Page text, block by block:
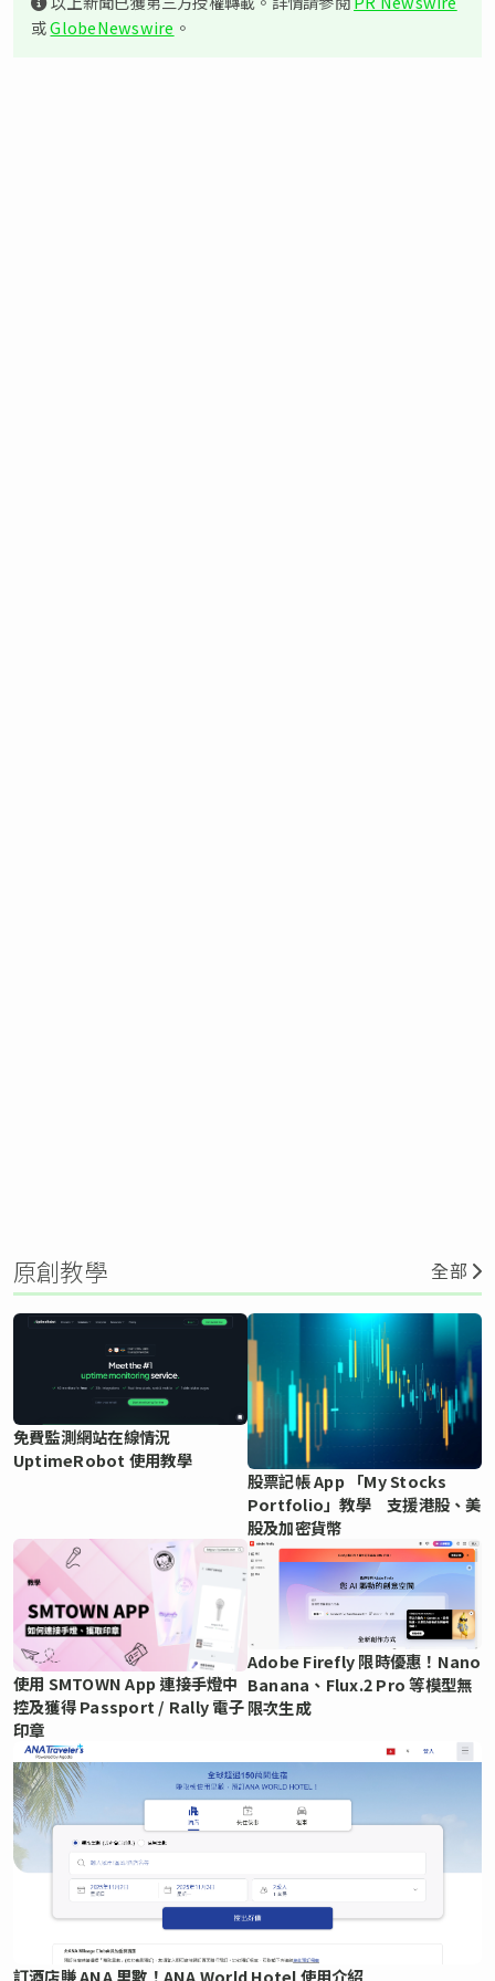
或GlobeNewswire 。
原創教學 全部
免費監測網站在線情況
UptimeRobot 使用教學
股票記帳 App 「My Stocks
Portfolio」教學 支援港股、美
股及加密貨幣
使用 SMTOWN App 連接手燈中
控及獲得 Passport / Rally 電子
印章
Adobe Firefly 限時優惠！Nano
Banana、Flux.2 Pro 等模型無
限次生成
訂酒店賺 ANA 里數！ANA World Hotel 使用介紹